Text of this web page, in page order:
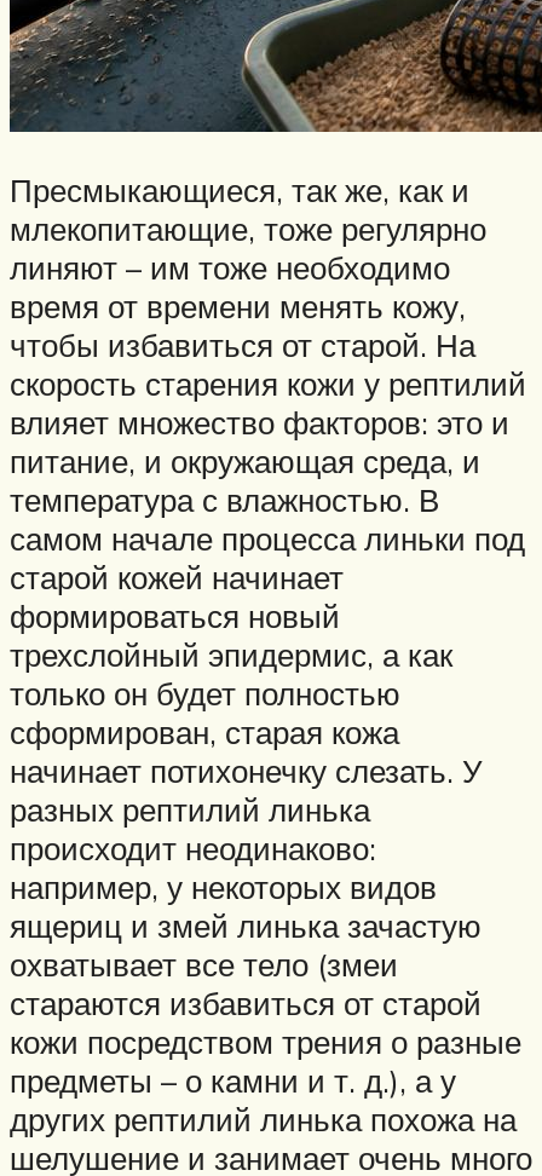
Пресмыкающиеся, так же, как и
млекопитающие, тоже регулярно
линяют – им тоже необходимо
время от времени менять кожу,
чтобы избавиться от старой. На
скорость старения кожи у рептилий
влияет множество факторов: это и
питание, и окружающая среда, и
температура с влажностью. В
самом начале процесса линьки под
старой кожей начинает
формироваться новый
трехслойный эпидермис, а как
только он будет полностью
сформирован, старая кожа
начинает потихонечку слезать. У
разных рептилий линька
происходит неодинаково:
например, у некоторых видов
ящериц и змей линька зачастую
охватывает все тело (змеи
стараются избавиться от старой
кожи посредством трения о разные
предметы – о камни и т. д.), а у
других рептилий линька похожа на
шелушение и занимает очень много